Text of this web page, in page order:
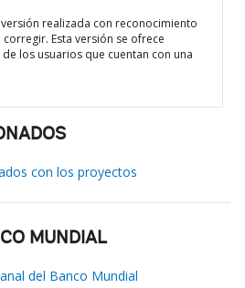
realizada con reconocimiento
Esta versión se ofrece
los usuarios que cuentan con una
con los proyectos
MUNDIAL
del Banco Mundial